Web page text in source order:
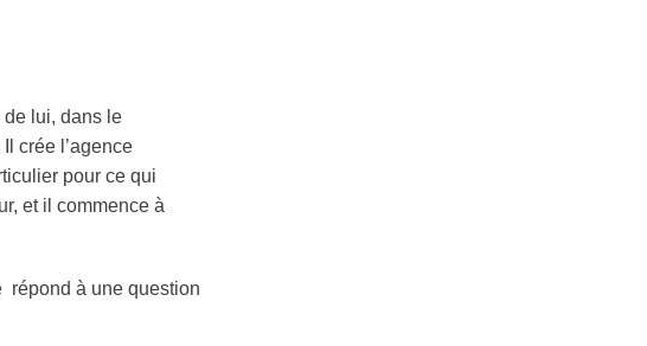
de lui, dans le
crée l’agence
pour ce qui
et il commence à
répond à une question